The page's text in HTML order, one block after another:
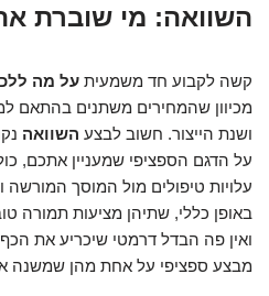
השוואה: מי שוברת
קשה לקבוע חד משמעית על מה
מכיוון שהמחירים משתנים בהתאם
ושנת הייצור. חשוב לבצע השוואה
על הדגם הספציפי שמעניין אתכם,
עלויות טיפולים מול המוסך
באופן כללי, שתיהן מציעות תמורה
ואין פה הבדל דרמטי שיכריע את
מבצע ספציפי על אחת מהן שמשנה